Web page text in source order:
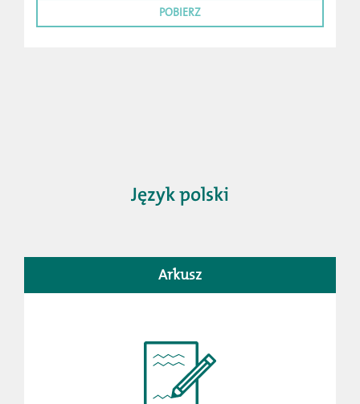
POBIERZ
Język polski
Arkusz